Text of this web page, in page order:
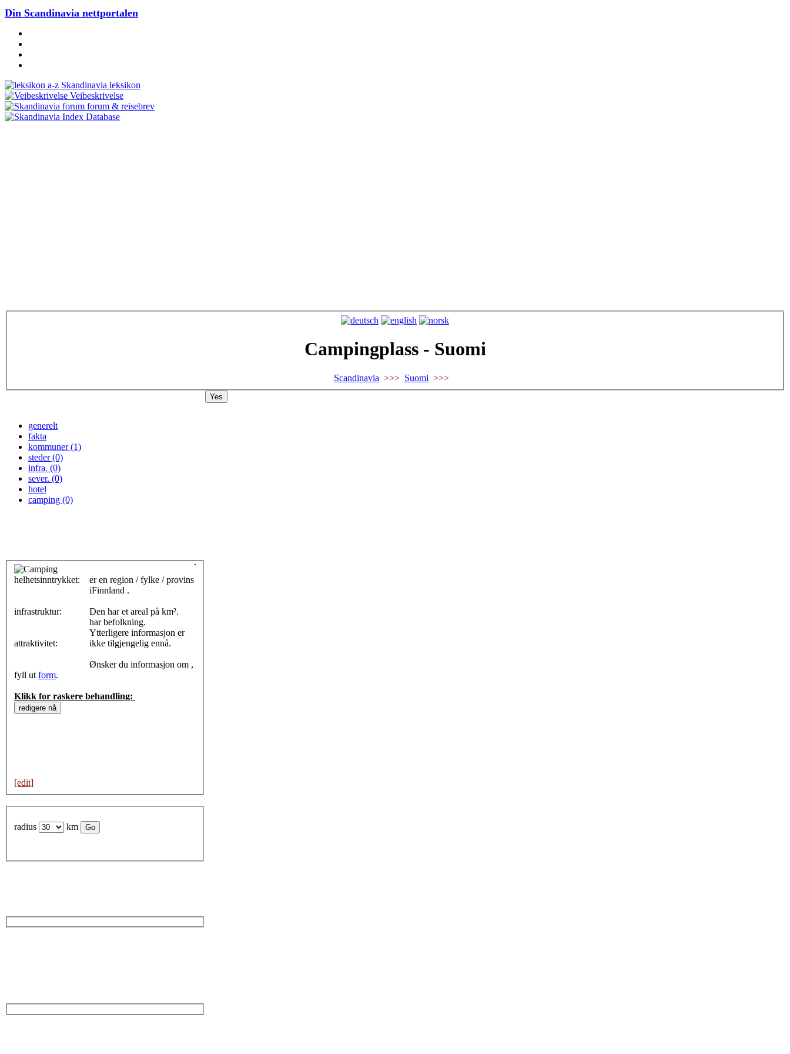
Din Scandinavia nettportalen
Skandinavia leksikon
Veibeskrivelse
forum & reisebrev
Database
Campingplass - Suomi
Scandinavia >>> Suomi
generelt
fakta
kommuner (1)
steder (0)
infra. (0)
sever. (0)
hotel
camping (0)
helhetsinntrykket:
infrastruktur:
attraktivitet:
er en region / fylke / provins
iFinnland .
Den har et areal på km².
har befolkning.
Ytterligere informasjon er
ikke tilgjengelig ennå.
Ønsker du informasjon om ,
fyll ut form.
Klikk for raskere behandling:
[edit]
radius km
Yes